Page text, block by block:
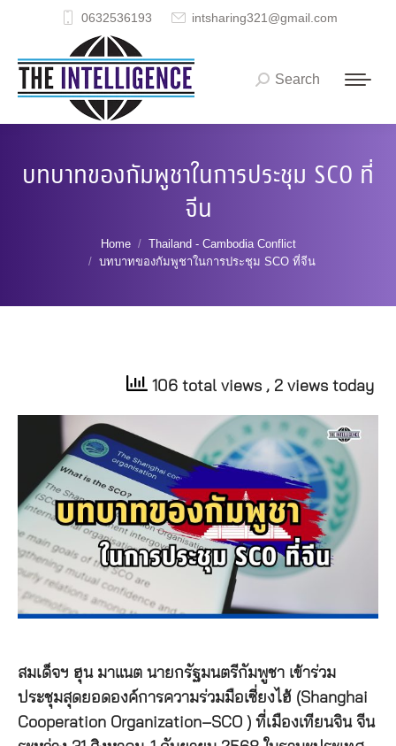
0632536193 intsharing321@gmail.com
Search:
Search
บทบาทของกัมพูชาในการประชุม SCO ที่
จีน
You are here:Home
Thailand - Cambodia Conflict
บทบาทของกัมพูชาในการประชุม SCO ที่จีน
106 total views , 2 views today
สมเด็จฯ ฮุน มาแนต นายกรัฐมนตรีกัมพูชา เข้าร่วม
ประชุมสุดยอดองค์การความร่วมมือเซี่ยงไฮ้ (Shanghai
Cooperation Organization–SCO ) ที่เมืองเทียนจิน จีน